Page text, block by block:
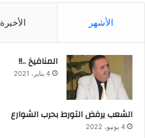
الأشهر الأخيرة
المنافيخ ..!!
4 يناير، 2021
الشعب يرفض التورط بحرب الشوارع
4 يونيو، 2022